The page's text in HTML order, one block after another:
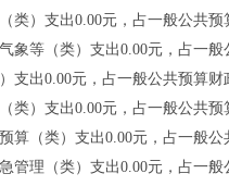
类）支出0.00元，占一般公共
象等（类）支出0.00元，占一
支出0.00元，占一般公共预算
类）支出0.00元，占一般公共
算（类）支出0.00元，占一般
管理（类）支出0.00元，占一